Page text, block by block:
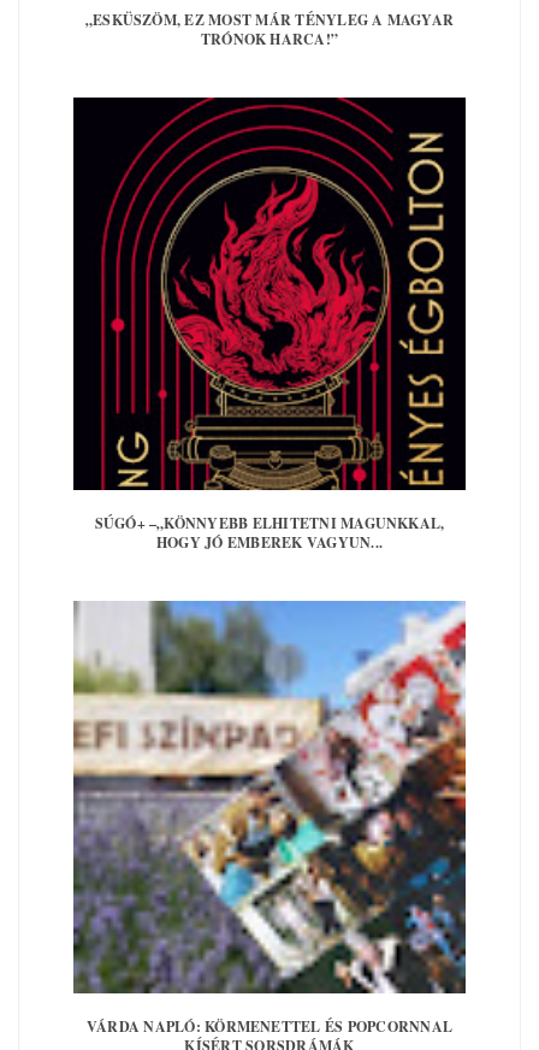
„ESKÜSZÖM, EZ MOST MÁR TÉNYLEG A MAGYAR
TRÓNOK HARCA!”
SÚGÓ+ –„KÖNNYEBB ELHITETNI MAGUNKKAL,
HOGY JÓ EMBEREK VAGYUN...
VÁRDA NAPLÓ: KÖRMENETTEL ÉS POPCORNNAL
KÍSÉRT SORSDRÁMÁK